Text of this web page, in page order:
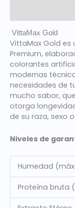
VittaMax Gold
VittaMax Gold es
Premium,
colorantes
modernas
necesidades de
mucho sabor,
otorga
de su raza, sexo
Niveles de
Humedad
Proteína bruta